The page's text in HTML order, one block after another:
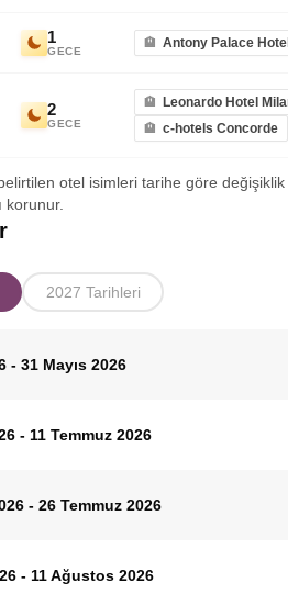
1
GECE
Antony Palace Hotel
2
GECE
Leonardo Hotel
c-hotels Concorde
otel isimleri tarihe göre
korunur.
2027 Tarihleri
- 31 Mayıs 2026
- 11 Temmuz 2026
- 26 Temmuz 2026
- 11 Ağustos 2026